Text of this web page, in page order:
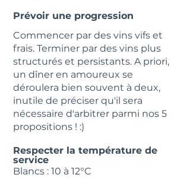
Prévoir une progression
Commencer par des vins vifs et
frais. Terminer par des vins plus
structurés et persistants. A priori,
un dîner en amoureux se
déroulera bien souvent à deux,
inutile de préciser qu'il sera
nécessaire d'arbitrer parmi nos 5
propositions ! :)
Respecter la température de
service
Blancs : 10 à 12°C